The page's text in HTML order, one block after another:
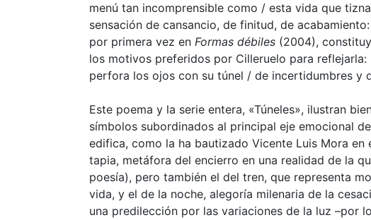
menú tan incomprensible como / esta vida que
sensación de cansancio, de finitud, de
por primera vez en Formas débiles (2004),
los motivos preferidos por Cilleruelo para
perfora los ojos con su túnel / de incertidumbres y
Este poema y la serie entera, «Túneles», ilustran
símbolos subordinados al principal eje emocional
edifica, como la ha bautizado Vicente Luis Mora
tapia, metáfora del encierro en una realidad de la
poesía), pero también el del tren, que representa
vida, y el de la noche, alegoría milenaria de la
una predilección por las variaciones de la luz –por